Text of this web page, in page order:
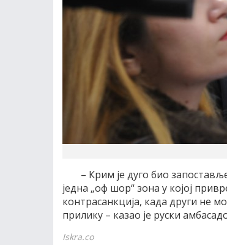
– Крим је дуго био
једна „оф шор“ зона у којој
контрасанкција, када други не
прилику – казао је руски
Iskra.co